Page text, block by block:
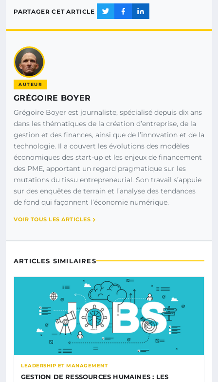
PARTAGER CET ARTICLE
AUTEUR
GRÉGOIRE BOYER
Grégoire Boyer est journaliste, spécialisé depuis dix ans
dans les thématiques de la création d’entreprise, de la
gestion et des finances, ainsi que de l’innovation et de la
technologie. Il a couvert les évolutions des modèles
économiques des start-up et les enjeux de financement
des PME, apportant un regard pragmatique sur les
mutations du tissu entrepreneurial. Son travail s’appuie
sur des enquêtes de terrain et l’analyse des tendances
de fond qui façonnent l’économie numérique.
VOIR TOUS LES ARTICLES
ARTICLES SIMILAIRES
LEADERSHIP ET MANAGEMENT
GESTION DE RESSOURCES HUMAINES : LES